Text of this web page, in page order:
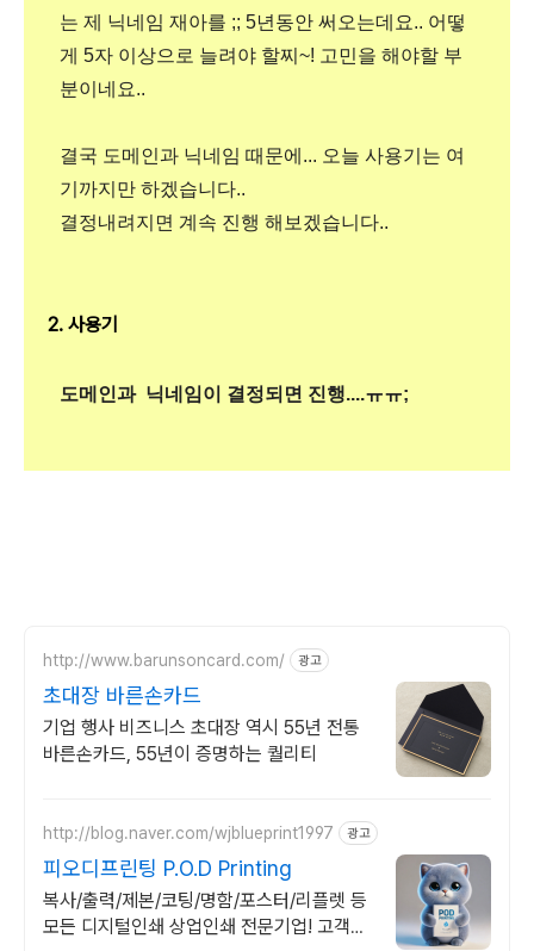
는 제 닉네임 재아를 ;; 5년동안 써오는데요.. 어떻
게 5자 이상으로 늘려야 할찌~! 고민을 해야할 부
분이네요..
결국 도메인과 닉네임 때문에... 오늘 사용기는 여
기까지만 하겠습니다..
결정내려지면 계속 진행 해보겠습니다..
2. 사용기
도메인과 닉네임이 결정되면 진행....ㅠㅠ;
http://www.barunsoncard.com/ 광고
초대장 바른손카드
기업 행사 비즈니스 초대장 역시 55년 전통
바른손카드, 55년이 증명하는 퀄리티
http://blog.naver.com/wjblueprint1997 광고
피오디프린팅 P.O.D Printing
복사/출력/제본/코팅/명함/포스터/리플렛 등
모든 디지털인쇄 상업인쇄 전문기업! 고객만